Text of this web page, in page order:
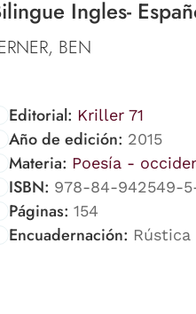
Ingles-
BEN
Editorial: Kriller 71
Año de edición: 2015
Materia: Poesía -
ISBN: 978-84-942549-
Páginas: 154
Encuadernación: Rústica